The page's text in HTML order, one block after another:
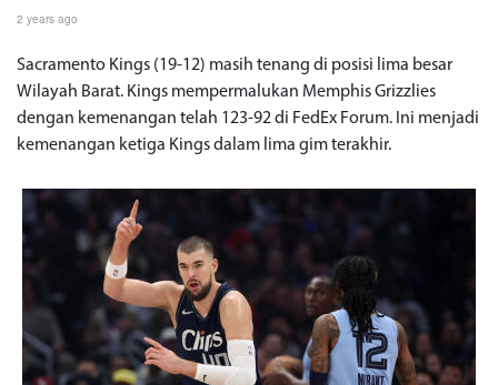
2 years ago
Sacramento Kings (19-12) masih tenang di posisi lima besar
Wilayah Barat. Kings mempermalukan Memphis Grizzlies
dengan kemenangan telah 123-92 di FedEx Forum. Ini menjadi
kemenangan ketiga Kings dalam lima gim terakhir.